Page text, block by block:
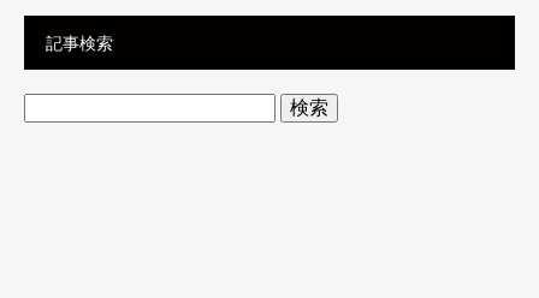
記事検索
検
索: